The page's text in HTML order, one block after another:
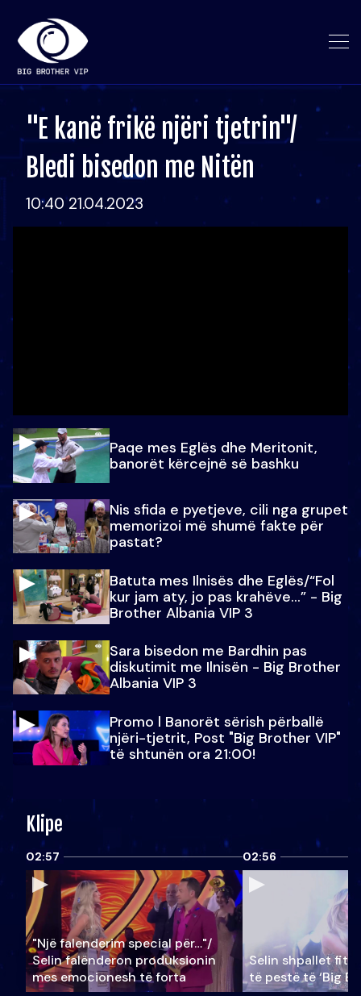
"E kanë frikë njëri tjetrin"/
Bledi bisedon me Nitën
10:40 21.04.2023
Paqe mes Eglës dhe Meritonit,
banorët kërcejnë së bashku
Nis sfida e pyetjeve, cili nga grupet
memorizoi më shumë fakte për
pastat?
Batuta mes Ilnisës dhe Eglës/“Fol
kur jam aty, jo pas krahëve…” - Big
Brother Albania VIP 3
Sara bisedon me Bardhin pas
diskutimit me Ilnisën - Big Brother
Albania VIP 3
Promo l Banorët sërish përballë
njëri-tjetrit, Post "Big Brother VIP"
të shtunën ora 21:00!
Klipe
02:57
"Një falenderim special për…"/
Selin falënderon produksionin
mes emocionesh të forta
02:56
Selin shpallet
të pestë të ‘Big